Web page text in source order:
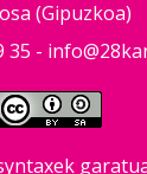
(Gipuzkoa)
35 -